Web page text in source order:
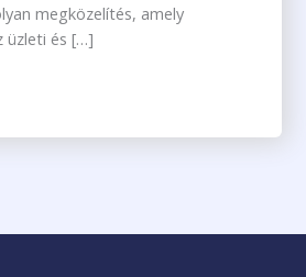
megközelítés, amely
üzleti és […]